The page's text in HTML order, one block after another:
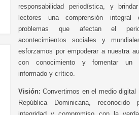
responsabilidad periodística, y
lectores una comprensión integral
problemas que afectan el
acontecimientos sociales y
esforzamos por empoderar a nuestra
con conocimiento y fomentar un
informado y crítico.
Visión: Convertirnos en el medio digital
República Dominicana, reconocido